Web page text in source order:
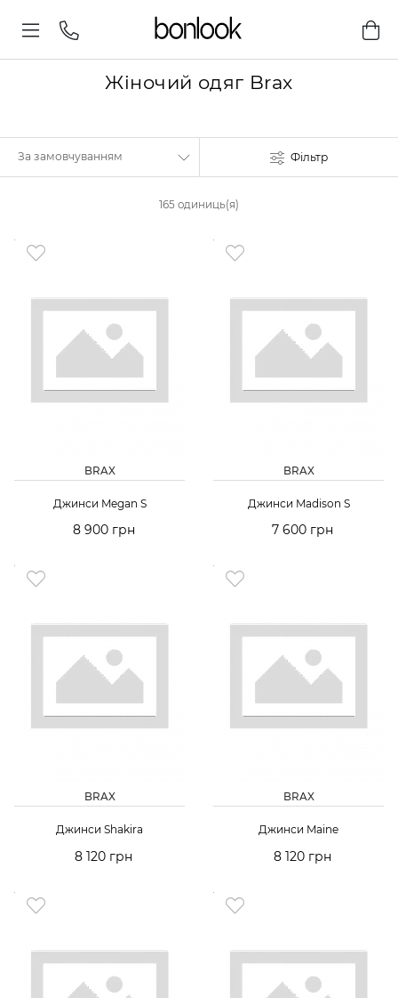
Жіночий одяг Brax
Фільтр
165 одиниць(я)
BRAX
Джинси Megan S
8 900 грн
BRAX
Джинси Madison S
7 600 грн
BRAX
Джинси Shakira
8 120 грн
BRAX
Джинси Maine
8 120 грн